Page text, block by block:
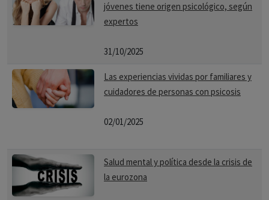
jóvenes tiene origen psicológico, según
expertos
31/10/2025
Las experiencias vividas por familiares y
cuidadores de personas con psicosis
02/01/2025
Salud mental y política desde la crisis de
la eurozona